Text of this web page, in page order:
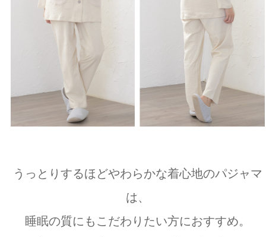
うっとりするほどやわらかな着心地のパジャマ
は、
睡眠の質にもこだわりたい方におすすめ。